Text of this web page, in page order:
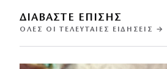
ΔΙΑΒΑΣΤΕ ΕΠΙΣΗΣ
ΌΛΕΣ ΟΙ ΤΕΛΕΥΤΑΊΕΣ ΕΙΔΉΣΕΙΣ →